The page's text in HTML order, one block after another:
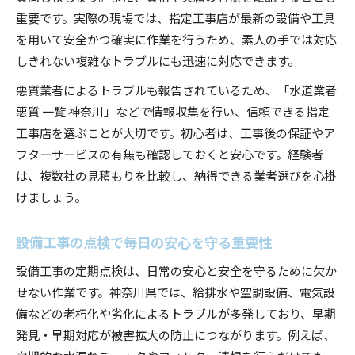
重要です。実際の現場では、指定工事店が最新の設備や工具
を用いて安全かつ確実に作業を行うため、素人の手では対応
しきれない複雑なトラブルにも迅速に対応できます。
悪質業者によるトラブルも報告されているため、「水道業者
悪質 一覧 神奈川」などで情報収集を行い、信頼できる指定
工事店を選ぶことが大切です。初心者は、工事後の保証やア
フターサービスの有無も確認しておくと安心です。経験者
は、複数社の見積もりを比較し、納得できる業者選びを心掛
けましょう。
設備工事の点検で毎日の安心を守る重要性
設備工事の定期点検は、日常の安心と安全を守るために欠か
せない作業です。神奈川県では、給排水や空調設備、電気設
備などの老朽化や劣化によるトラブルが多発しており、早期
発見・早期対応が被害拡大の防止につながります。例えば、